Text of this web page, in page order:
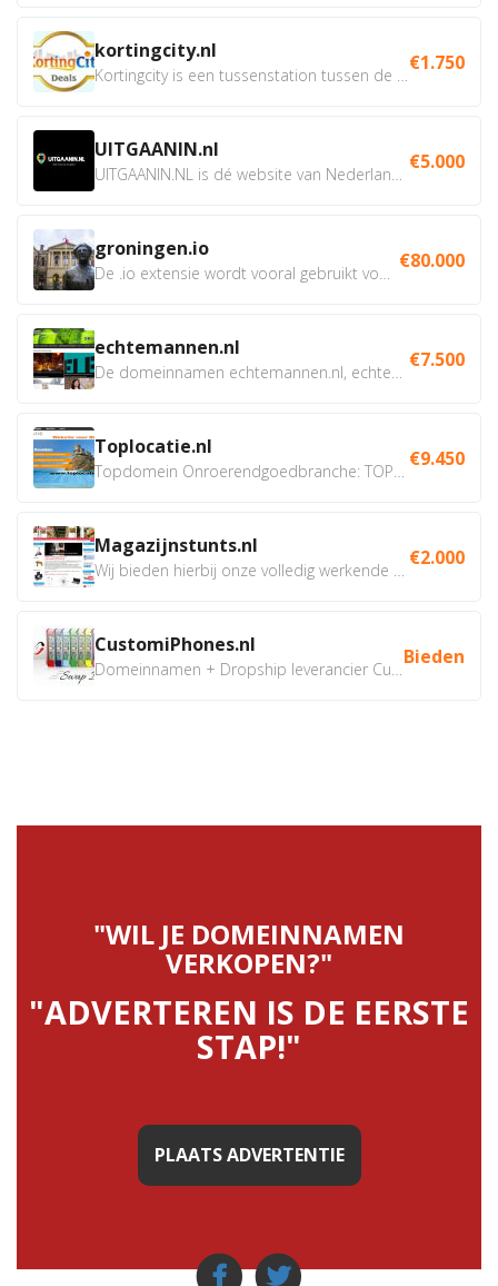
kortingcity.nl €1.750
UITGAANIN.nl €5.000
groningen.io €80.000
echtemannen.nl €7.500
Toplocatie.nl €9.450
Magazijnstunts.nl €2.000
CustomiPhones.nl Bieden
"WIL JE DOMEINNAMEN
VERKOPEN?"
"ADVERTEREN IS DE EERSTE
STAP!"
PLAATS ADVERTENTIE